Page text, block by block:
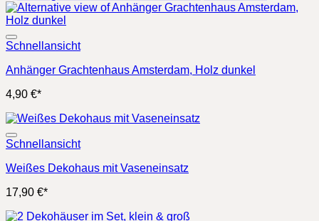
Schnellansicht
Anhänger Grachtenhaus Amsterdam, Holz dunkel
4,90 €*
Schnellansicht
Weißes Dekohaus mit Vaseneinsatz
17,90 €*